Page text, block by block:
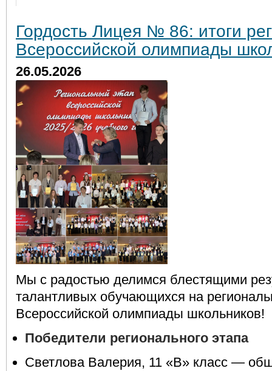
Гордость Лицея № 86: итоги
Всероссийской олимпиады
26.05.2026
Мы с радостью делимся блестящими
талантливых обучающихся на
Всероссийской олимпиады школьников!
Победители регионального этапа
Светлова Валерия, 11 «В» класс —